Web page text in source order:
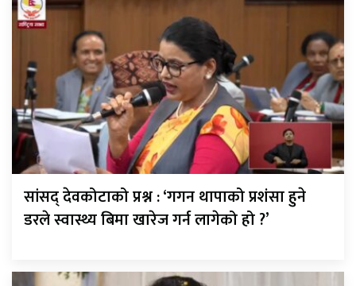
सांसद् देवकोटाको प्रश्न : ‘गगन थापाको प्रशंसा हुने
डरले स्वास्थ्य बिमा खारेज गर्न लागेको हो ?’